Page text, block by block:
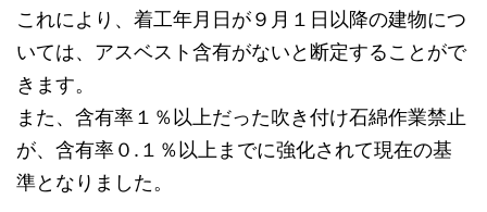
これにより、着工年月日が９月１日以降の建物につ
いては、アスベスト含有がないと断定することがで
きます。
また、含有率１％以上だった吹き付け石綿作業禁止
が、含有率０.１％以上までに強化されて現在の基
準となりました。